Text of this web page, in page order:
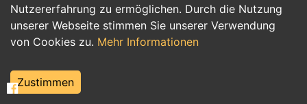
Nutzererfahrung zu ermöglichen. Durch die Nutzung
unserer Webseite stimmen Sie unserer Verwendung
von Cookies zu. Mehr Informationen
Zustimmen
Einkauf, Logistik, Materialwirtschaft
Weiterbildung, Studium, duale Ausbildung
Tourismus